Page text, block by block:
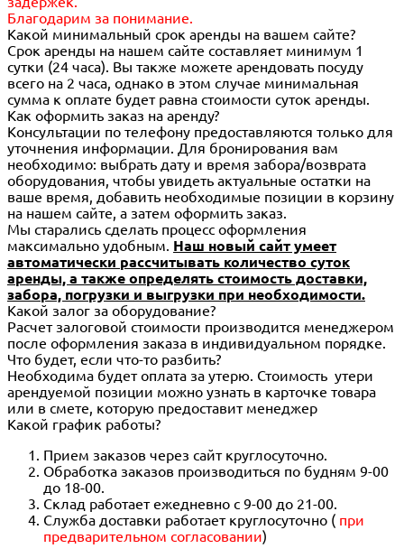
Благодарим за понимание.
Какой минимальный срок аренды на вашем сайте?
Срок аренды на нашем сайте составляет минимум 1
сутки (24 часа). Вы также можете арендовать посуду
всего на 2 часа, однако в этом случае минимальная
сумма к оплате будет равна стоимости суток аренды.
Как оформить заказ на аренду?
Консультации по телефону предоставляются только для
уточнения информации. Для бронирования вам
необходимо: выбрать дату и время забора/возврата
оборудования, чтобы увидеть актуальные остатки на
ваше время, добавить необходимые позиции в корзину
на нашем сайте, а затем оформить заказ.
Мы старались сделать процесс оформления
максимально удобным. Наш новый сайт умеет
автоматически рассчитывать количество суток
аренды, а также определять стоимость доставки,
забора, погрузки и выгрузки при необходимости.
Какой залог за оборудование?
Расчет залоговой стоимости производится менеджером
после оформления заказа в индивидуальном порядке.
Что будет, если что-то разбить?
Необходима будет оплата за утерю. Стоимость утери
арендуемой позиции можно узнать в карточке товара
или в смете, которую предоставит менеджер
Какой график работы?
Прием заказов через сайт круглосуточно.
Обработка заказов производиться по будням 9-00
до 18-00.
Склад работает ежедневно с 9-00 до 21-00.
Служба доставки работает круглосуточно ( при
предварительном согласовании)